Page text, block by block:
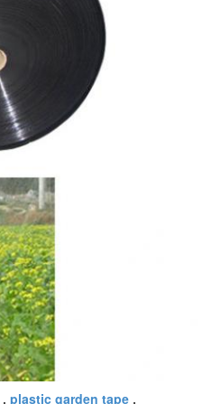
, plastic garden tape ,